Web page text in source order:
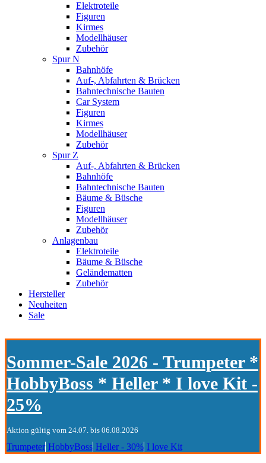
Elektroteile
Figuren
Kirmes
Modellhäuser
Zubehör
Spur N
Bahnhöfe
Auf-, Abfahrten & Brücken
Bahntechnische Bauten
Car System
Figuren
Kirmes
Modellhäuser
Zubehör
Spur Z
Auf-, Abfahrten & Brücken
Bahnhöfe
Bahntechnische Bauten
Bäume & Büsche
Figuren
Modellhäuser
Zubehör
Anlagenbau
Elektroteile
Bäume & Büsche
Geländematten
Zubehör
Hersteller
Neuheiten
Sale
Sommer-Sale 2026 - Trumpeter *
HobbyBoss * Heller * I love Kit -
25%
Aktion gültig vom 24.07. bis 06.08.2026
Trumpeter HobbyBoss Heller - 30% I love Kit